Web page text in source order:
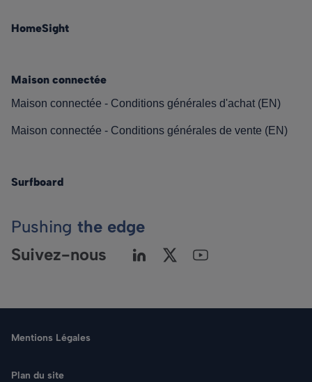
HomeSight
Maison connectée
Maison connectée - Conditions générales d'achat (EN)
Maison connectée - Conditions générales de vente (EN)
Surfboard
Pushing the edge
Suivez-nous
Mentions Légales
Plan du site